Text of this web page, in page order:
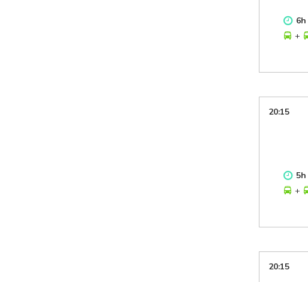
6h
+
20:15
5h
+
20:15